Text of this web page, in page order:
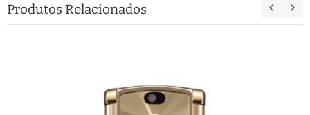
Produtos Relacionados